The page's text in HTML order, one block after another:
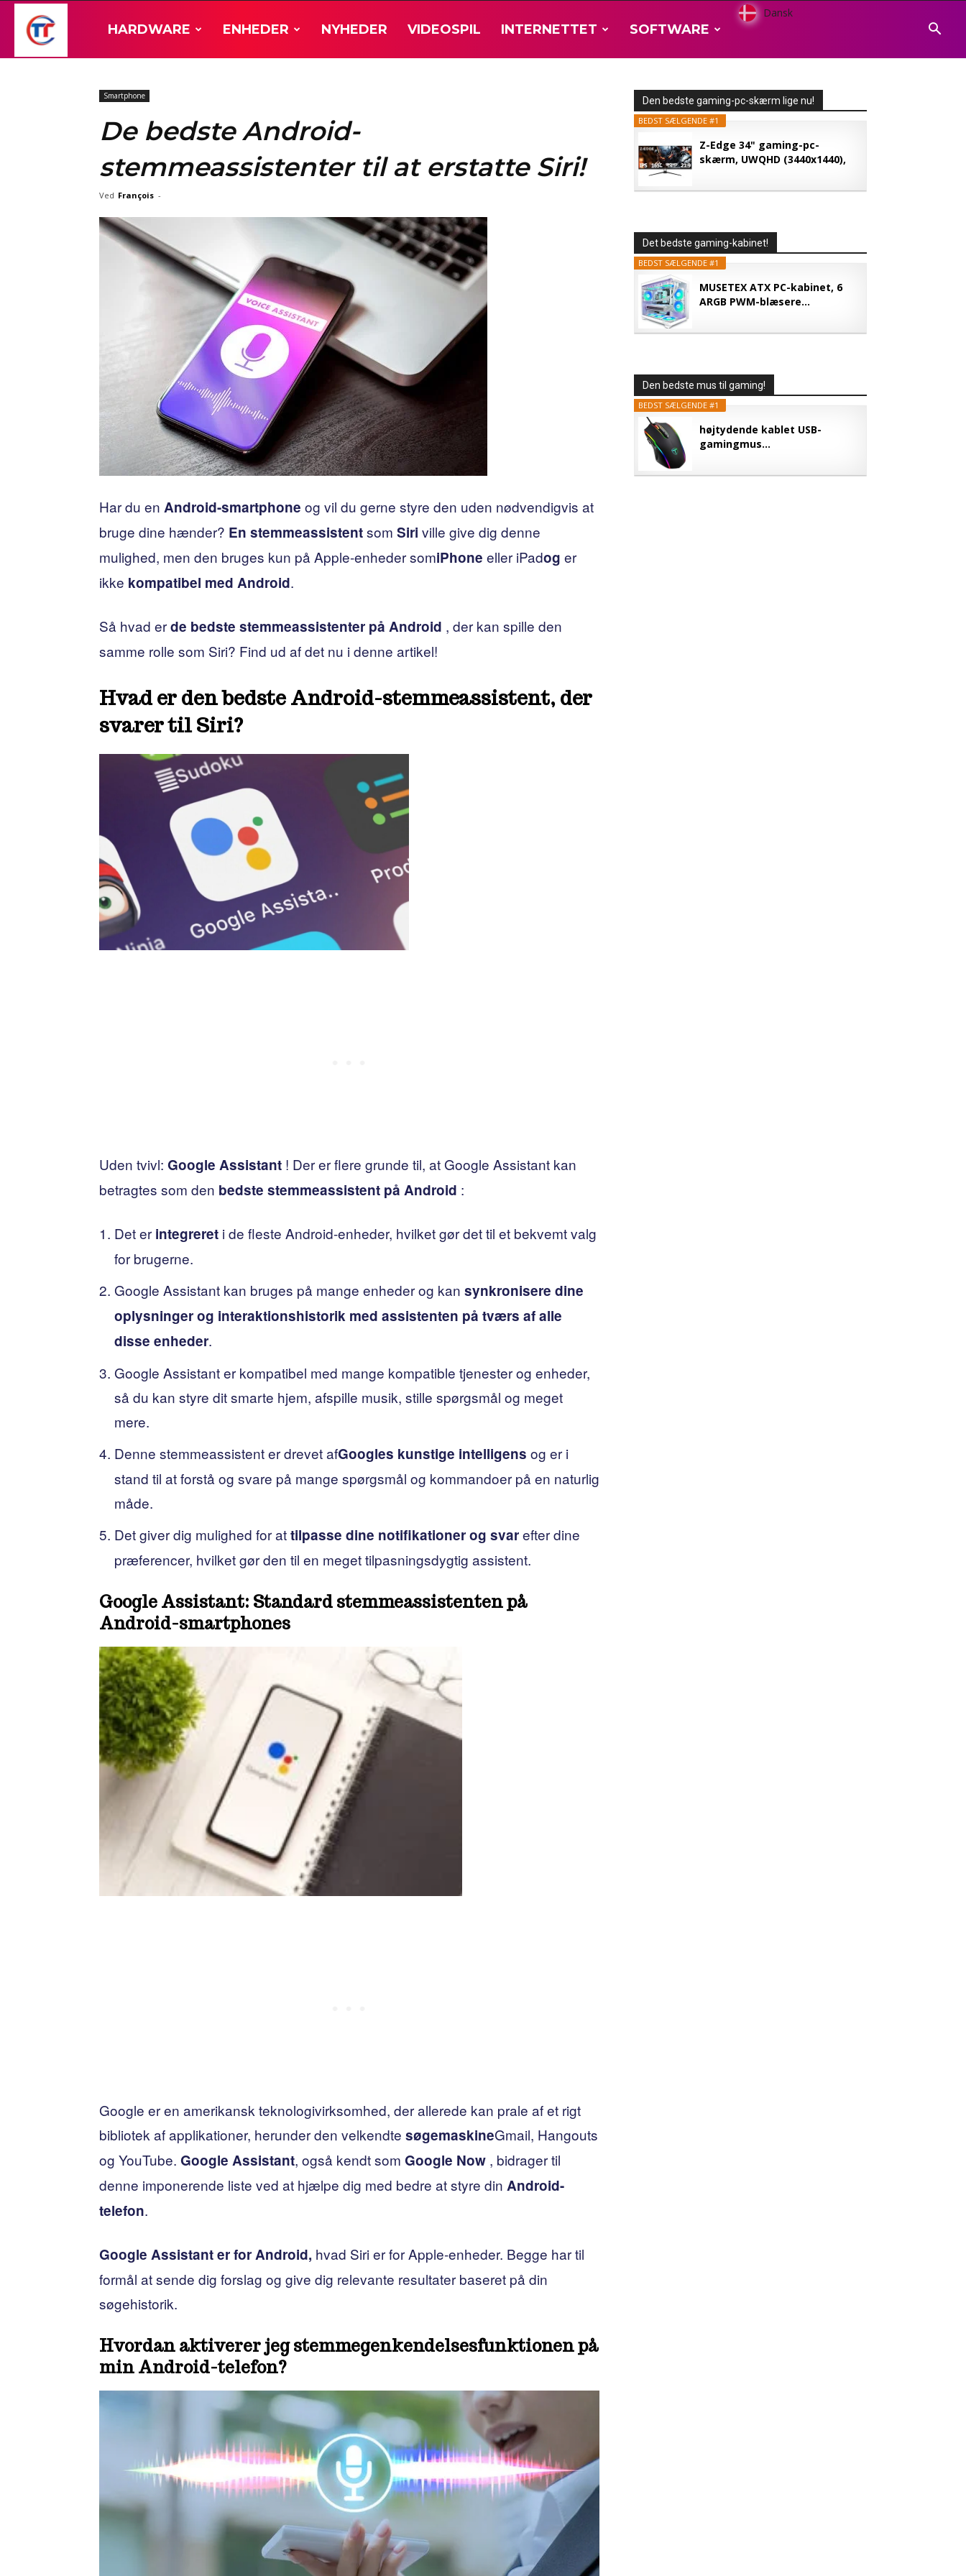
HARDWARE ENHEDER NYHEDER VIDEOSPIL INTERNETTET SOFTWARE
Dansk
Smartphone
De bedste Android-
stemmeassistenter til at erstatte Siri!
Ved François -
Har du en Android-smartphone og vil du gerne styre den uden nødvendigvis at
bruge dine hænder? En stemmeassistentsom Siri ville give dig denne
mulighed, men den bruges kun på Apple-enheder somiPhone eller iPadog er
ikke kompatibel med Android.
Så hvad erde bedste stemmeassistenter på Android , der kan spille den
samme rolle som Siri? Find ud af det nu i denne artikel!
Hvad er den bedste Android-stemmeassistent, der
svarer til Siri?
Uden tvivl: Google Assistant ! Der er flere grunde til, at Google Assistant kan
betragtes som den bedste stemmeassistent på Android :
Det er integreret i de fleste Android-enheder, hvilket gør det til et bekvemt valg
for brugerne.
Google Assistant kan bruges på mange enheder og kan synkronisere dine
oplysninger og interaktionshistorik med assistenten på tværs af alle
disse enheder.
Google Assistant er kompatibel med mange kompatible tjenester og enheder,
så du kan styre dit smarte hjem, afspille musik, stille spørgsmål og meget
mere.
Denne stemmeassistent er drevet afGoogles kunstige intelligens og er i
stand til at forstå og svare på mange spørgsmål og kommandoer på en naturlig
måde.
Det giver dig mulighed for attilpasse dine notifikationer og svarefter dine
præferencer, hvilket gør den til en meget tilpasningsdygtig assistent.
Google Assistant: Standard stemmeassistenten på
Android-smartphones
Google er en amerikansk teknologivirksomhed, der allerede kan prale af et rigt
bibliotek af applikationer, herunder den velkendte søgemaskineGmail, Hangouts
og YouTube. Google Assistant, også kendt som Google Now , bidrager til
denne imponerende liste ved at hjælpe dig med bedre at styre din Android-
telefon.
Google Assistant er for Android, hvad Siri er for Apple-enheder. Begge har til
formål at sende dig forslag og give dig relevante resultater baseret på din
søgehistorik.
Hvordan aktiverer jeg stemmegenkendelsesfunktionen på
min Android-telefon?
Den bedste gaming-pc-skærm lige nu!
BEDST SÆLGENDE #1
Z-Edge 34" gaming-pc-
skærm, UWQHD (3440x1440),
Det bedste gaming-kabinet!
BEDST SÆLGENDE #1
MUSETEX ATX PC-kabinet, 6
ARGB PWM-blæsere...
Den bedste mus til gaming!
BEDST SÆLGENDE #1
højtydende kablet USB-
gamingmus...